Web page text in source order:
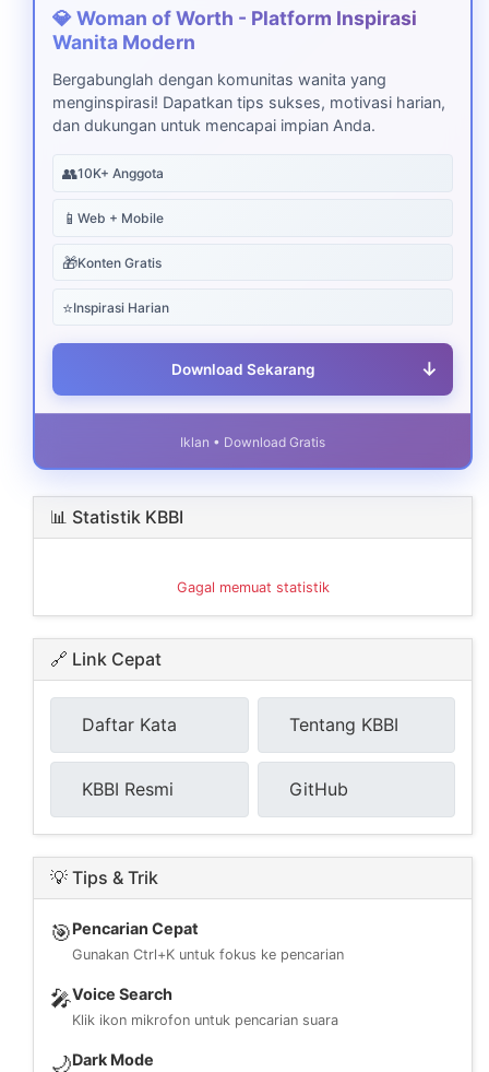
💎 Woman of Worth - Platform Inspirasi
Wanita Modern
Bergabunglah dengan komunitas wanita yang
menginspirasi! Dapatkan tips sukses, motivasi harian,
dan dukungan untuk mencapai impian Anda.
👥10K+ Anggota
📱 Web + Mobile
🎁Konten Gratis
⭐Inspirasi Harian
Download Sekarang ↓
Iklan • Download Gratis
📊 Statistik KBBI
Gagal memuat statistik
🔗 Link Cepat
Daftar Kata Tentang KBBI
KBBI Resmi GitHub
💡 Tips & Trik
🎯Pencarian Cepat
Gunakan Ctrl+K untuk fokus ke pencarian
🎤Voice Search
Klik ikon mikrofon untuk pencarian suara
🌙Dark Mode